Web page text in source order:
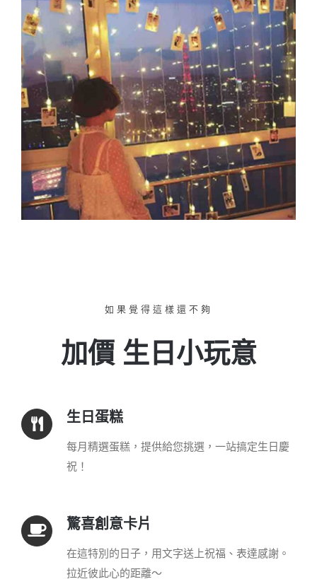
如果覺得這樣還不夠
加價 生日小玩意
生日蛋糕
每月精選蛋糕，提供給您挑選，一站搞定生日慶
祝！
驚喜創意卡片
在這特別的日子，用文字送上祝福、表達感謝。
拉近彼此心的距離～